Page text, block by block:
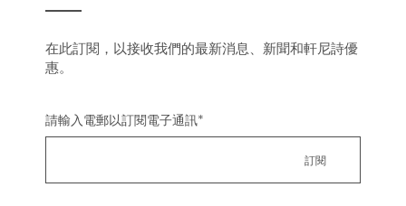
在此訂閱，以接收我們的最新消息、新聞和軒尼詩優
惠。
請輸入電郵以訂閱電子通訊*